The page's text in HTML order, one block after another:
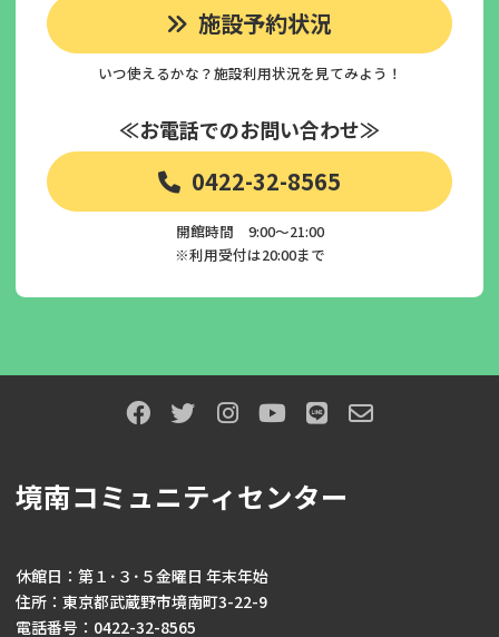
施設予約状況
いつ使えるかな？施設利用状況を見てみよう！
≪お電話でのお問い合わせ≫
0422-32-8565
開館時間 9:00～21:00
※利用受付は20:00まで
境南コミュニティセンター
休館日：第１･３･５金曜日 年末年始
住所：東京都武蔵野市境南町3-22-9
電話番号：0422-32-8565